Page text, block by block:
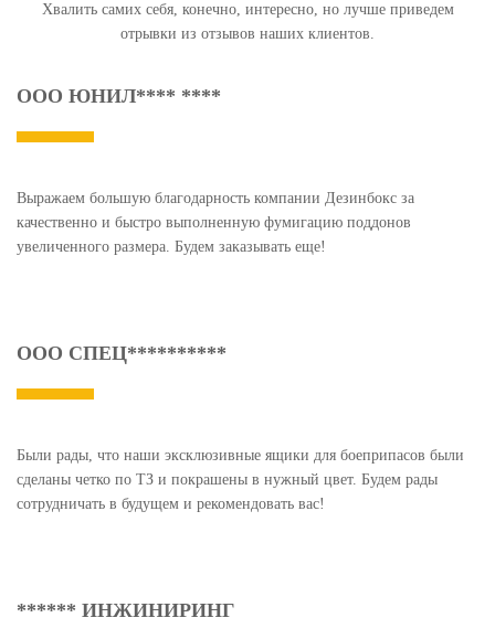
Хвалить самих себя, конечно, интересно, но лучше приведем
отрывки из отзывов наших клиентов.
ООО ЮНИЛ**** ****
Выражаем большую благодарность компании Дезинбокс за
качественно и быстро выполненную фумигацию поддонов
увеличенного размера. Будем заказывать еще!
ООО СПЕЦ**********
Были рады, что наши эксклюзивные ящики для боеприпасов были
сделаны четко по ТЗ и покрашены в нужный цвет. Будем рады
сотрудничать в будущем и рекомендовать вас!
****** ИНЖИНИРИНГ